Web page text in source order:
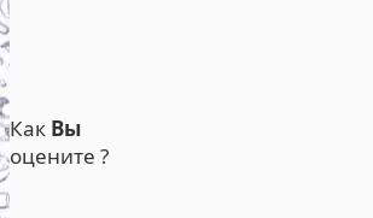
Как Вы
оцените ?